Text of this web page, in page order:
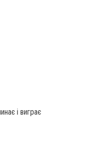
і виграє